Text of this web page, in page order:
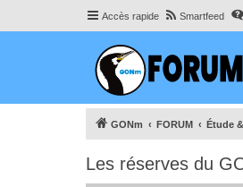
Accès rapide Smartfeed
GONm FORUM Étude
Les réserves du